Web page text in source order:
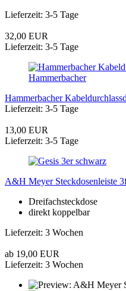
Lieferzeit: 3-5 Tage
32,00 EUR
Lieferzeit: 3-5 Tage
Hammerbacher
Hammerbacher
Lieferzeit: 3-5 Tage
13,00 EUR
Lieferzeit: 3-5 Tage
A&H Meyer Steckdosenleiste
Dreifachsteckdose
direkt koppelbar
Lieferzeit: 3 Wochen
ab 19,00 EUR
Lieferzeit: 3 Wochen